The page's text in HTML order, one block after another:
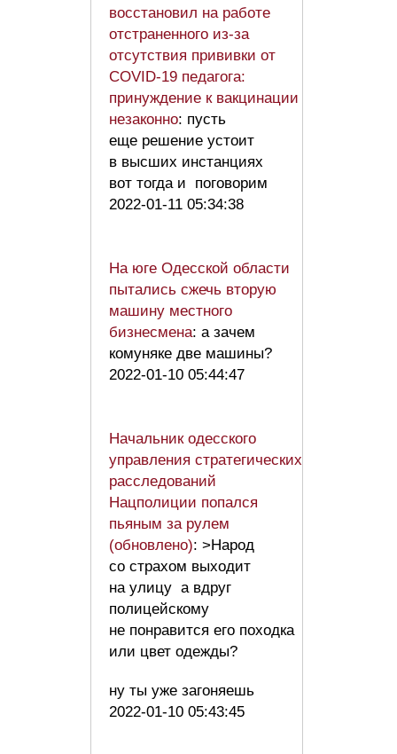
восстановил на работе
отстраненного из-за
отсутствия прививки от
COVID-19 педагога:
принуждение к вакцинации
незаконно: пусть
еще решение устоит
в высших инстанциях
вот тогда и поговорим
2022-01-11 05:34:38
На юге Одесской области
пытались сжечь вторую
машину местного
бизнесмена: а зачем
комуняке две машины?
2022-01-10 05:44:47
Начальник одесского
управления стратегических
расследований
Нацполиции попался
пьяным за рулем
(обновлено): >Народ
со страхом выходит
на улицу а вдруг
полицейскому
не понравится его походка
или цвет одежды?
ну ты уже загоняешь
2022-01-10 05:43:45